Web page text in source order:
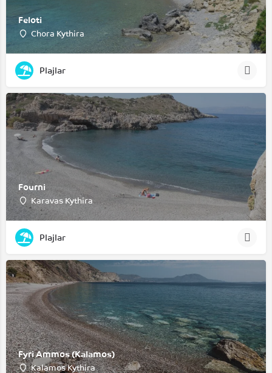
Feloti
Chora Kythira
Plajlar
Fourni
Karavas Kythira
Plajlar
Fyri Ammos (Kalamos)
Kalamos Kythira